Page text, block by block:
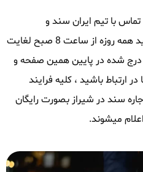
تماس با تیم ایران سند و
کارشناسان این مجموعه میتوانید همه روزه از ساعت 8 صبح لغایت
درج شده در پایین همین صفحه و
ارتباط باشید ، کلیه فرایند
سند در شیراز بصورت رایگان
میشوند.